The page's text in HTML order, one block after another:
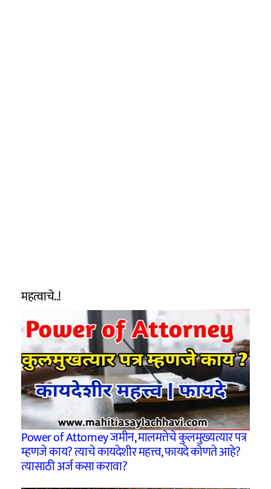
महत्वाचे..!
Power of Attorney जमीन, मालमत्तेचे कुलमुख्यत्यार पत्र
म्हणजे काय? त्याचे कायदेशीर महत्त्व, फायदे कोणते आहे?
त्यासाठी अर्ज कसा करावा?